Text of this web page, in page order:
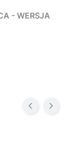
- WERSJA